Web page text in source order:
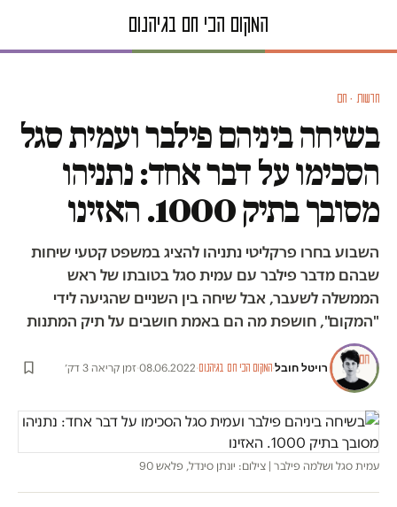
חדשות · חם
בשיחה ביניהם פילבר ועמית סגל
הסכימו על דבר אחד: נתניהו
מסובך בתיק 1000. האזינו
השבוע בחרו פרקליטי נתניהו להציג במשפט קטעי שיחות
שבהם מדבר פילבר עם עמית סגל בטובתו של ראש
הממשלה לשעבר, אבל שיחה בין השניים שהגיעה לידי
"המקום", חושפת מה הם באמת חושבים על תיק המתנות
רויטל חובל·המקום הכי חם בגיהנום·
08.06.2022
·זמן קריאה 3 דק׳
עמית סגל ושלמה פילבר | צילום: יונתן סינדל, פלאש 90